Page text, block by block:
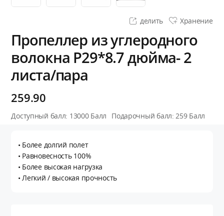
делить Хранение
Пропеллер из углеродного
волокна P29*8.7 дюйма- 2
листа/пара
259.90
Доступный балл: 13000 Балл Подарочный балл:259Балл
• Более долгий полет
• Равновесность 100%
• Более высокая нагрузка
• Легкий / высокая прочность